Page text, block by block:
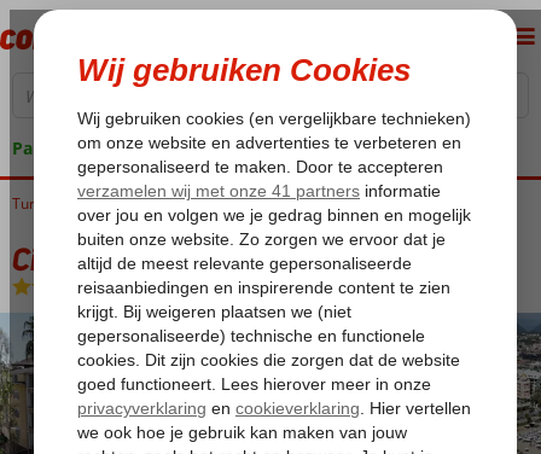
Pakketgarantie
Home
Turkije Turkse Riviera Alanya Oba Citrus Plaza Hotel
Citrus Plaza Hotel
All Inclusive- Hotel